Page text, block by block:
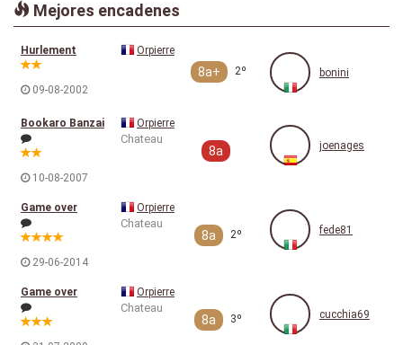
Mejores encadenes
Hurlement
09-08-2002
Orpierre
8a+ 2º bonini
Bookaro Banzai
10-08-2007
Orpierre
Chateau
8a joenages
Game over
29-06-2014
Orpierre
Chateau
8a 2º fede81
Game over Orpierre
Chateau
8a 3º cucchia69